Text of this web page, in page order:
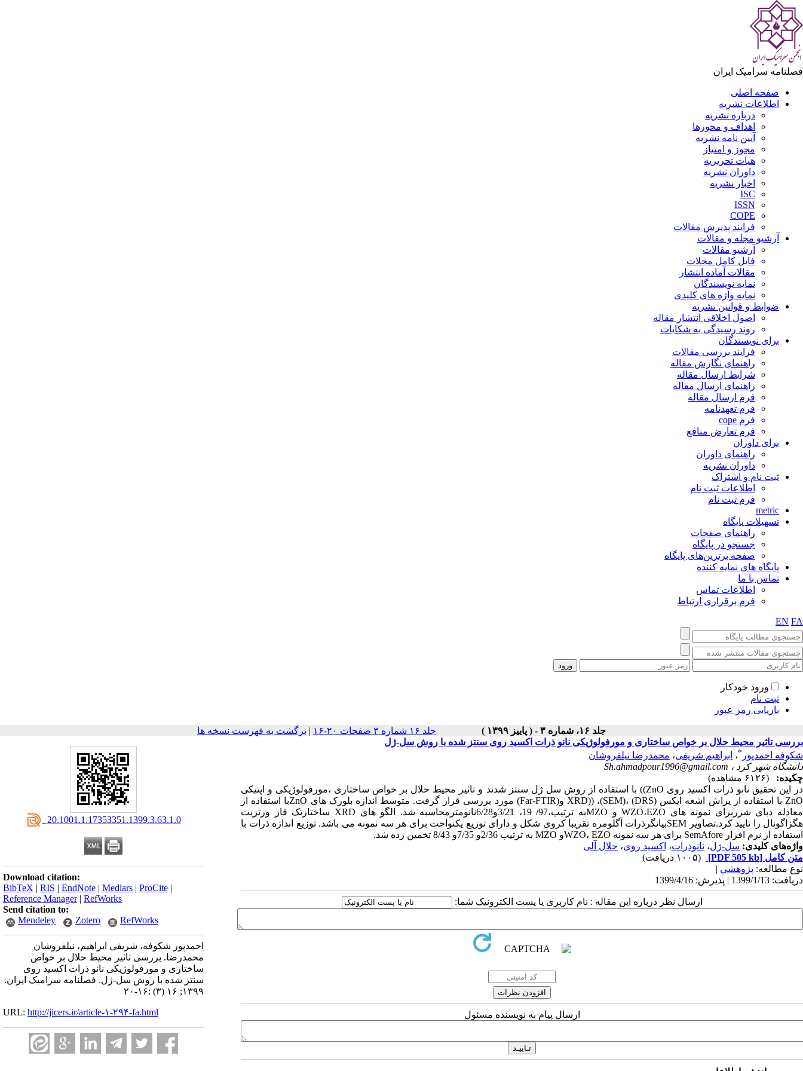
فصلنامه سرامیک ایران
صفحه اصلی
اطلاعات نشریه
درباره نشریه
اهداف و محورها
آیین نامه نشریه
مجوز و امتیاز
هیات تحریریه
داوران نشریه
اخبار نشریه
ISC
ISSN
COPE
فرایند پذیرش مقالات
آرشیو مجله و مقالات
آرشیو مقالات
فایل کامل مجلات
مقالات آماده انتشار
نمایه نویسندگان
نمایه واژه های کلیدی
ضوابط و قوانین نشریه
اصول اخلاقی انتشار مقاله
روند رسیدگی به شکایات
برای نویسندگان
فرایند بررسی مقالات
راهنمای نگارش مقاله
شرایط ارسال مقاله
راهنمای ارسال مقاله
فرم ارسال مقاله
فرم تعهدنامه
فرم cope
فرم تعارض منافع
برای داوران
راهنمای داوران
داوران نشریه
ثبت نام و اشتراک
اطلاعات ثبت نام
فرم ثبت نام
metric
تسهیلات پایگاه
راهنمای صفحات
جستجو در پایگاه
صفحه برترین‌های پایگاه
پایگاه های نمایه کننده
تماس با ما
اطلاعات تماس
فرم برقراری ارتباط
EN FA
ورود خودکار
ثبت نام
بازیابی رمز عبور
جلد ۱۶، شماره ۳ - ( پاييز ۱۳۹۹ ) جلد ۱۶ شماره ۳ صفحات ۲۰-۱۶ | برگشت به فهرست نسخه ها
‎ 20.1001.1.17353351.1399.3.63.1.0
Download citation:
BibTeX | RIS | EndNote | Medlars | ProCite |
Reference Manager| RefWorks
Send citation to:
Mendeley
Zotero RefWorks
احمدپور شکوفه، شریفی ابراهیم، نیلفروشان
محمدرضا. بررسی تاثیر محیط حلال بر خواص
ساختاری و مورفولوژیکی نانو ذرات اکسید روی
سنتز شده با روش سل-ژل. فصلنامه سرامیک ایران.
۱۳۹۹; ۱۶ (۳) :۱۶-۲۰
URL: http://jicers.ir/article-۱-۲۹۴-fa.html
بررسی تاثیر محیط حلال بر خواص ساختاری و مورفولوژیکی نانو ذرات اکسید روی سنتز شده با روش سل-ژل
شکوفه احمدپور *، ابراهیم شریفی، محمدرضا نیلفروشان
دانشگاه شهر کرد ، Sh.ahmadpour1996@gmail.com
چکیده:
(۶۱۲۶ مشاهده)
در این تحقیق نانو ذرات اکسید روی ZnO)) با استفاده از روش سل ژل سنتز شدند و تاثیر محیط حلال بر خواص ساختاری ،مورفولوژیکی و اپتیکی
ZnO با استفاده از پراش اشعه ایکس XRD)) ،(SEM)، (DRS) و(Far-FTIR) مورد بررسی قرار گرفت. متوسط اندازه بلورک های ZnOبا استفاده از
معادله دبای شرربرای نمونه های WZO،EZO و MZOبه ترتیب،97/ 19، 3/21و6/28نانومترمحاسبه شد. الگو های XRD ساختارتک فاز ورتزیت
هگزاگونال را تایید کرد.تصاویر SEMبیانگرذرات آگلومره تقریبا کروی شکل و دارای توزیع یکنواخت برای هر سه نمونه می باشد. توزیع اندازه ذرات با
استفاده از نرم افزار SemAfore برای هر سه نمونه WZO، EZOو MZO به ترتیب 2/36و 7/35و 8/43 تخمین زده شد.
واژه‌های کلیدی: سل-ژل، نانوذرات، اکسید روی، حلال آلی
متن کامل [PDF 505 kb]
(۱۰۰۵ دریافت)
نوع مطالعه: پژوهشي |
دریافت: 1399/1/13 | پذیرش: 1399/4/16
ارسال نظر درباره این مقاله : نام کاربری یا پست الکترونیک شما:
ارسال پیام به نویسنده مسئول